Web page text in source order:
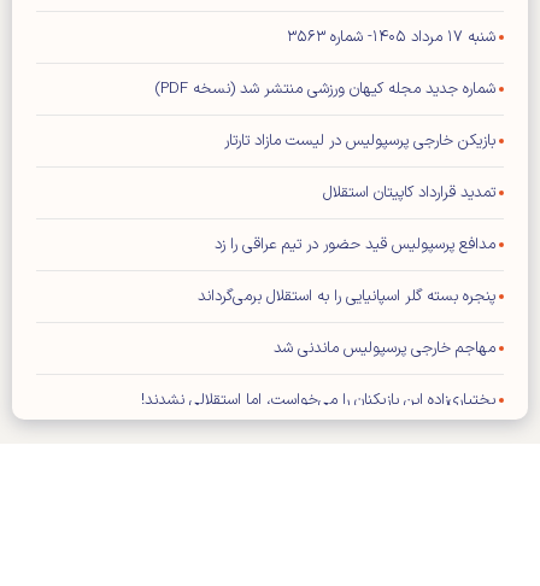
شنبه ۱۷ مرداد ۱۴۰۵- شماره ۳۵۶۳
شماره جدید مجله کیهان ورزشی منتشر شد (نسخه PDF)
بازیکن خارجی پرسپولیس در لیست مازاد تارتار
تمدید قرارداد کاپیتان استقلال
مدافع پرسپولیس قید حضور در تیم عراقی را زد
پنجره بسته گلر اسپانیایی را به استقلال برمی‌گرداند
مهاجم خارجی پرسپولیس ماندنی شد
بختیاری‌زاده این بازیکنان را می‌خواست، اما استقلالی نشدند!